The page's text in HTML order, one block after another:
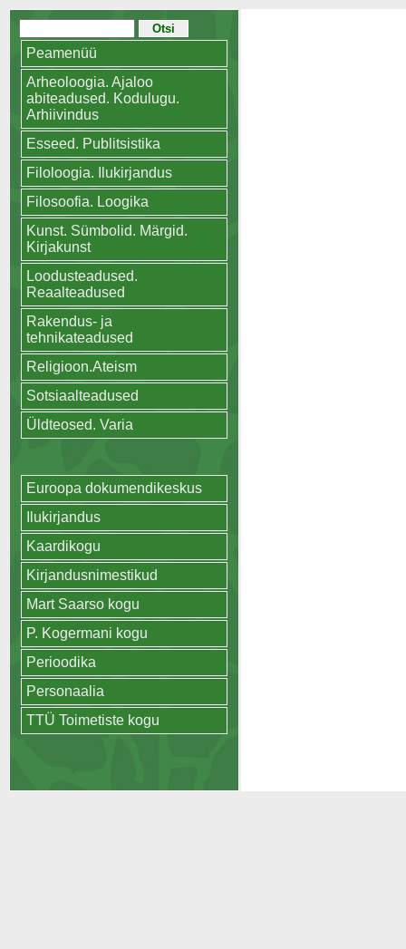
Peamenüü
Arheoloogia. Ajaloo
abiteadused. Kodulugu.
Arhiivindus
Esseed. Publitsistika
Filoloogia. Ilukirjandus
Filosoofia. Loogika
Kunst. Sümbolid. Märgid.
Kirjakunst
Loodusteadused.
Reaalteadused
Rakendus- ja
tehnikateadused
Religioon.Ateism
Sotsiaalteadused
Üldteosed. Varia
Euroopa dokumendikeskus
Ilukirjandus
Kaardikogu
Kirjandusnimestikud
Mart Saarso kogu
P. Kogermani kogu
Perioodika
Personaalia
TTÜ Toimetiste kogu